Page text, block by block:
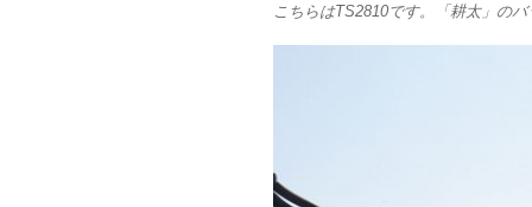
こちらはTS2810です。「耕太」の